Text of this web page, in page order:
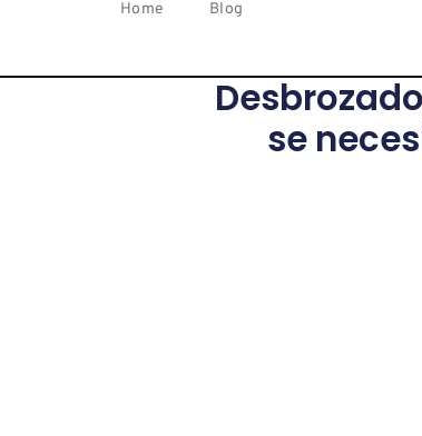
Home Blog
se